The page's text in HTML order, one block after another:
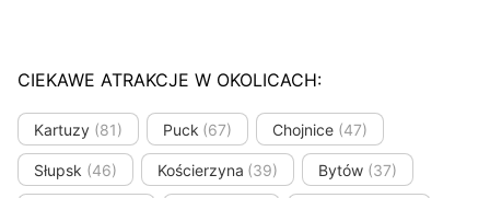
CIEKAWE ATRAKCJE W OKOLICACH:
Kartuzy (81) Puck (67) Chojnice (47)
Słupsk (46) Kościerzyna (39) Bytów (37)